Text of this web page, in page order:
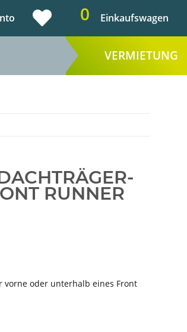
0 Einkaufswagen
VERMIETUNG
RUNNER
vorne oder unterhalb eines Front